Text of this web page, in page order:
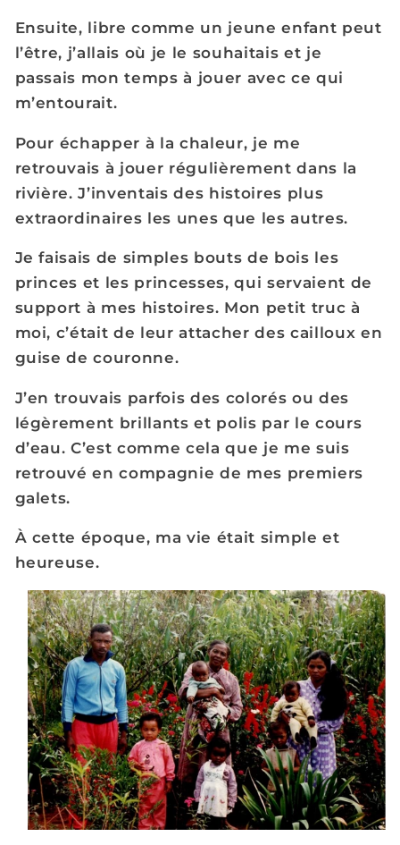
Ensuite, libre comme un jeune enfant peut
l’être, j’allais où je le souhaitais et je
passais mon temps à jouer avec ce qui
m’entourait.
Pour échapper à la chaleur, je me
retrouvais à jouer régulièrement dans la
rivière. J’inventais des histoires plus
extraordinaires les unes que les autres.
Je faisais de simples bouts de bois les
princes et les princesses, qui servaient de
support à mes histoires. Mon petit truc à
moi, c’était de leur attacher des cailloux en
guise de couronne.
J’en trouvais parfois des colorés ou des
légèrement brillants et polis par le cours
d’eau. C’est comme cela que je me suis
retrouvé en compagnie de mes premiers
galets.
À cette époque, ma vie était simple et
heureuse.